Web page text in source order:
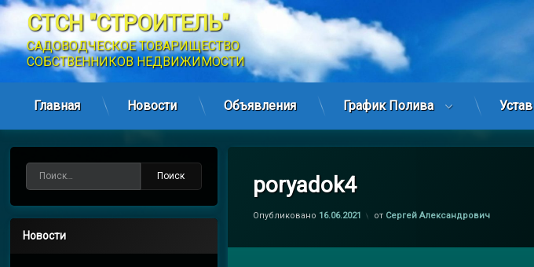
содержимому
СТСН "СТРОИТЕЛЬ"
САДОВОДЧЕСКОЕ ТОВАРИЩЕСТВО
СОБСТВЕННИКОВ НЕДВИЖИМОСТИ
Главная Новости Объявления График Полива Устав
poryadok4
Опубликовано 16.06.2021 от Сергей Александрович
Новости